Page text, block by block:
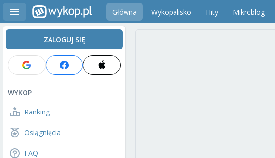
Główna Wykopalisko Hity Mikroblog
ZALOGUJ SIĘ
WYKOP
Ranking
Osiągnięcia
FAQ